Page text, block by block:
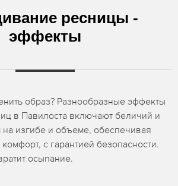
ресницы -
эффекты
образ? Разнообразные эффекты
в Павилоста включают беличий и
на изгибе и объеме, обеспечивая
с гарантией безопасности.
осыпание.